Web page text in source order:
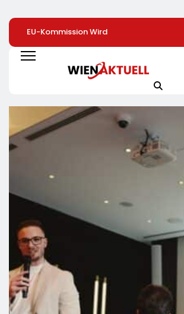
EU-Kommission Wird
Zur „Zentrale Der
Tierindustrie“ /
Tierschutzorganisation
Projektion In Brüssel
Die Nähe Der EU-
Preissenkung Im
Sofort Die Preise
Schokolade Und
Mit LECKERROM,
CREMISEE,
Süßer Und
Genuss